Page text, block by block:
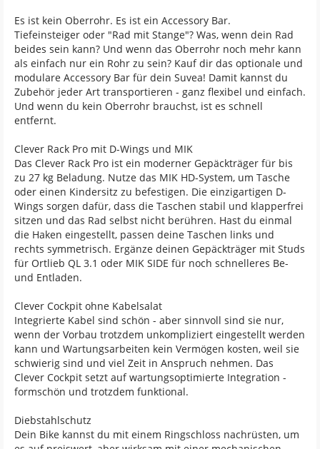
Es ist kein Oberrohr. Es ist ein Accessory Bar.
Tiefeinsteiger oder "Rad mit Stange"? Was, wenn dein Rad
beides sein kann? Und wenn das Oberrohr noch mehr kann
als einfach nur ein Rohr zu sein? Kauf dir das optionale und
modulare Accessory Bar für dein Suvea! Damit kannst du
Zubehör jeder Art transportieren - ganz flexibel und einfach.
Und wenn du kein Oberrohr brauchst, ist es schnell
entfernt.
Clever Rack Pro mit D-Wings und MIK
Das Clever Rack Pro ist ein moderner Gepäckträger für bis
zu 27 kg Beladung. Nutze das MIK HD-System, um Tasche
oder einen Kindersitz zu befestigen. Die einzigartigen D-
Wings sorgen dafür, dass die Taschen stabil und klapperfrei
sitzen und das Rad selbst nicht berühren. Hast du einmal
die Haken eingestellt, passen deine Taschen links und
rechts symmetrisch. Ergänze deinen Gepäckträger mit Studs
für Ortlieb QL 3.1 oder MIK SIDE für noch schnelleres Be-
und Entladen.
Clever Cockpit ohne Kabelsalat
Integrierte Kabel sind schön - aber sinnvoll sind sie nur,
wenn der Vorbau trotzdem unkompliziert eingestellt werden
kann und Wartungsarbeiten kein Vermögen kosten, weil sie
schwierig sind und viel Zeit in Anspruch nehmen. Das
Clever Cockpit setzt auf wartungsoptimierte Integration -
formschön und trotzdem funktional.
Diebstahlschutz
Dein Bike kannst du mit einem Ringschloss nachrüsten, um